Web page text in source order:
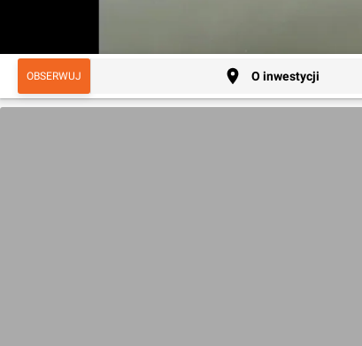
OBSERWUJ O inwestycji